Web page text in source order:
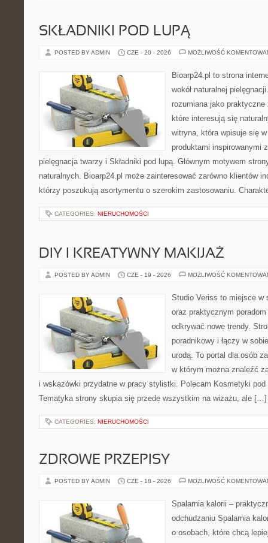
SKŁADNIKI POD LUPĄ
POSTED BY ADMIN CZE - 20 - 2026 MOŻLIWOŚĆ
Bioarp24.pl to strona
wokół naturalnej
rozumiana jako praktyczne
które interesują się
witryna, która wpisuje się
produktami inspirowanymi
pielęgnacja twarzy i Składniki pod lupą. Głównym motywem
naturalnych. Bioarp24.pl może zainteresować zarówno klientów
którzy poszukują asortymentu o szerokim zastosowaniu.
CATEGORIES: NIERUCHOMOŚCI
DIY I KREATYWNY MAKIJAŻ
POSTED BY ADMIN CZE - 19 - 2026 MOŻLIWOŚĆ
Studio Veriss to miejsce w
oraz praktycznym
odkrywać nowe trendy.
poradnikowy i łączy w
urodą. To portal dla osób
w którym można znaleźć
i wskazówki przydatne w pracy stylistki. Polecam Kosmetyki
Tematyka strony skupia się przede wszystkim na wizażu, ale […]
CATEGORIES: NIERUCHOMOŚCI
ZDROWE PRZEPISY
POSTED BY ADMIN CZE - 18 - 2026 MOŻLIWOŚĆ
Spalarnia kalorii –
odchudzaniu Spalarnia
o osobach, które chcą